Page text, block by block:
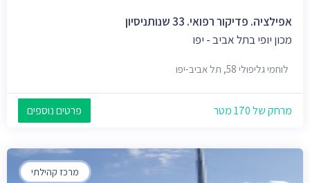
אפילציה. פדיקור רפואי. 33 שנותניסיון
מכון יופי בתל אביב - יפו
לוחמי גליפולי 58, תל אביב-יפו
מרחק של 170 מטר פרטים נוספים
מרכז קהילתי